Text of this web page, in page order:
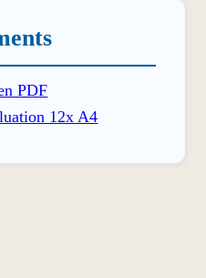
PDF
12x A4